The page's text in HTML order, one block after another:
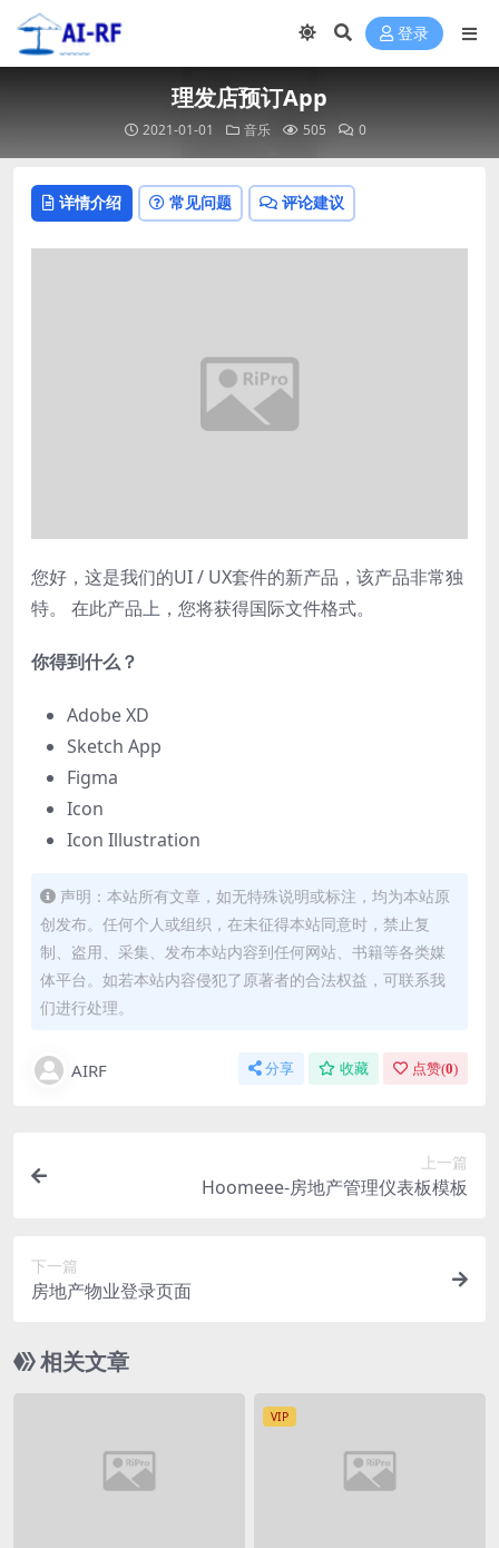
登录
理发店预订App
2021-01-01 音乐 505 0
详情介绍 常见问题 评论建议
您好，这是我们的UI / UX套件的新产品，该产品非常独
特。 在此产品上，您将获得国际文件格式。
你得到什么？
Adobe XD
Sketch App
Figma
Icon
Icon Illustration
声明：本站所有文章，如无特殊说明或标注，均为本站原
创发布。任何个人或组织，在未征得本站同意时，禁止复
制、盗用、采集、发布本站内容到任何网站、书籍等各类媒
体平台。如若本站内容侵犯了原著者的合法权益，可联系我
们进行处理。
AIRF 分享 收藏 点赞(0)
上一篇
Hoomeee-房地产管理仪表板模板
下一篇
房地产物业登录页面
相关文章
VIP